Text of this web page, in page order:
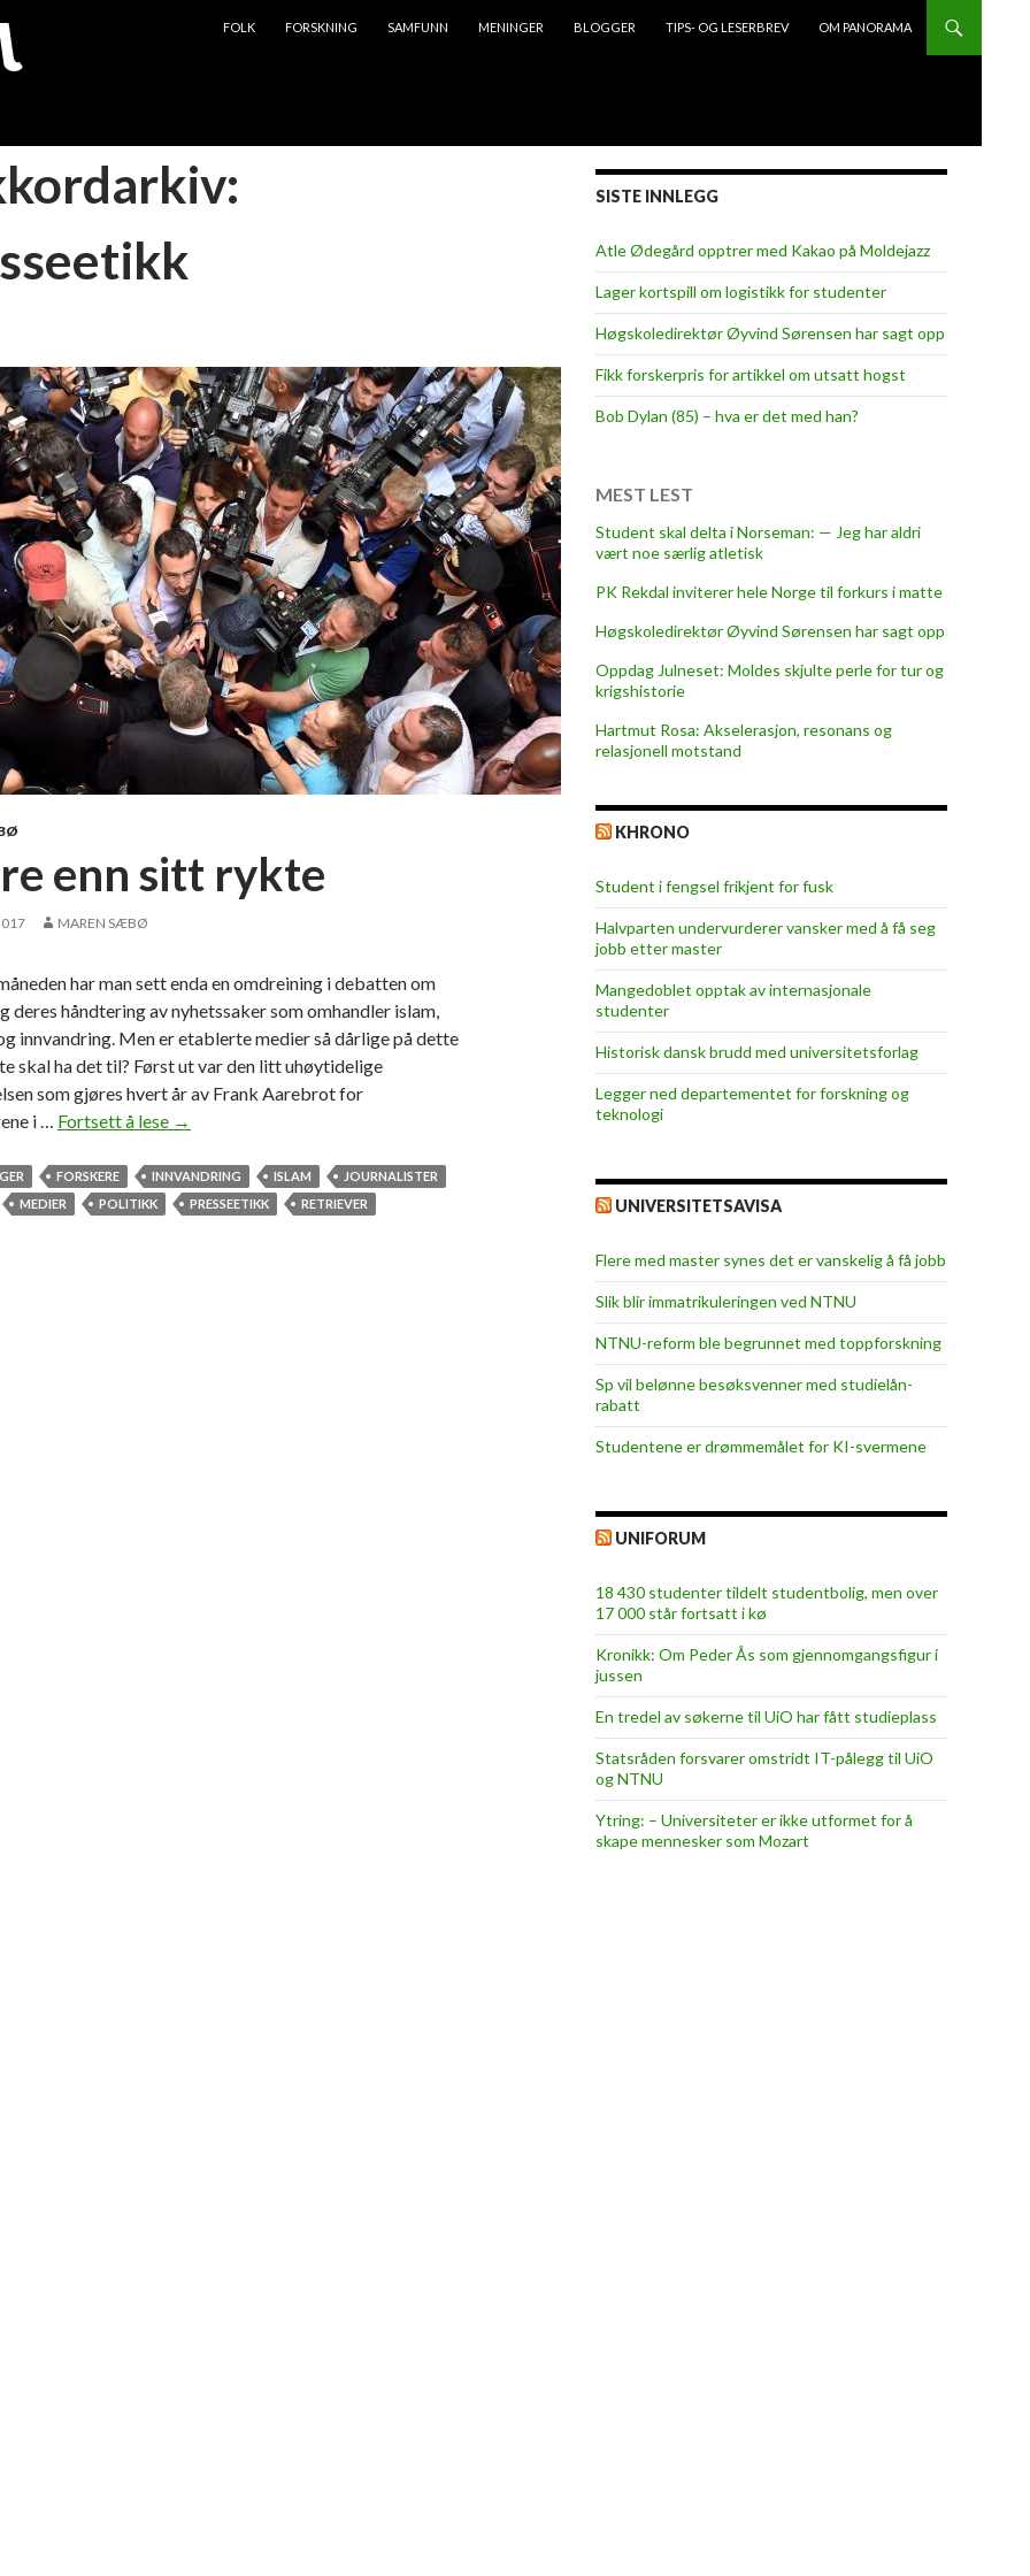
FOLK
FORSKNING SAMFUNN MENINGER BLOGGER TIPS- OG LESERBREV OM PANORAMA
enn sitt rykte
MAREN SÆBØ
har man sett enda en omdreining i debatten om
deres håndtering av nyhetssaker som omhandler islam,
innvandring. Men er etablerte medier så dårlige på dette
skal ha det til? Først ut var den litt uhøytidelige
som gjøres hvert år av Frank Aarebrot for
i … Fortsett å lese B
d
r
→
FORSKERE INNVANDRING ISLAM
JOURNALISTER
MEDIER POLITIKK PRESSEETIKK RETRIEVER
SISTE INNLEGG
Atle Ødegård opptrer med Kakao på Moldejazz
Lager kortspill om logistikk for studenter
Høgskoledirektør Øyvind Sørensen har sagt opp
Fikk forskerpris for artikkel om utsatt hogst
Bob Dylan (85) – hva er det med han?
MEST LEST
Student skal delta i Norseman: — Jeg har aldri
vært noe særlig atletisk
PK Rekdal inviterer hele Norge til forkurs i matte
Høgskoledirektør Øyvind Sørensen har sagt opp
Oppdag Julneset: Moldes skjulte perle for tur og
krigshistorie
Hartmut Rosa: Akselerasjon, resonans og
relasjonell motstand
KHRONO
Student i fengsel frikjent for fusk
Halvparten undervurderer vansker med å få seg
jobb etter master
Mangedoblet opptak av internasjonale
studenter
Historisk dansk brudd med universitetsforlag
Legger ned departementet for forskning og
teknologi
UNIVERSITETSAVISA
Flere med master synes det er vanskelig å få jobb
Slik blir immatrikuleringen ved NTNU
NTNU-reform ble begrunnet med toppforskning
Sp vil belønne besøksvenner med studielån-
rabatt
Studentene er drømmemålet for KI-svermene
UNIFORUM
18 430 studenter tildelt studentbolig, men over
17 000 står fortsatt i kø
Kronikk: Om Peder Ås som gjennomgangsfigur i
jussen
En tredel av søkerne til UiO har fått studieplass
Statsråden forsvarer omstridt IT-pålegg til UiO
og NTNU
Ytring: – Universiteter er ikke utformet for å
skape mennesker som Mozart